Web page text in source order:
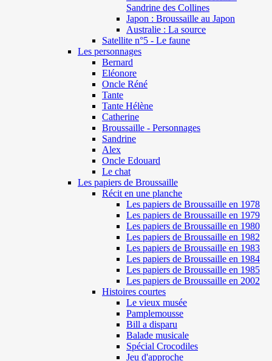
Sandrine des Collines
Japon : Broussaille au Japon
Australie : La source
Satellite n°5 - Le faune
Les personnages
Bernard
Eléonore
Oncle Réné
Tante
Tante Hélène
Catherine
Broussaille - Personnages
Sandrine
Alex
Oncle Edouard
Le chat
Les papiers de Broussaille
Récit en une planche
Les papiers de Broussaille en 1978
Les papiers de Broussaille en 1979
Les papiers de Broussaille en 1980
Les papiers de Broussaille en 1982
Les papiers de Broussaille en 1983
Les papiers de Broussaille en 1984
Les papiers de Broussaille en 1985
Les papiers de Broussaille en 2002
Histoires courtes
Le vieux musée
Pamplemousse
Bill a disparu
Balade musicale
Spécial Crocodiles
Jeu d'approche